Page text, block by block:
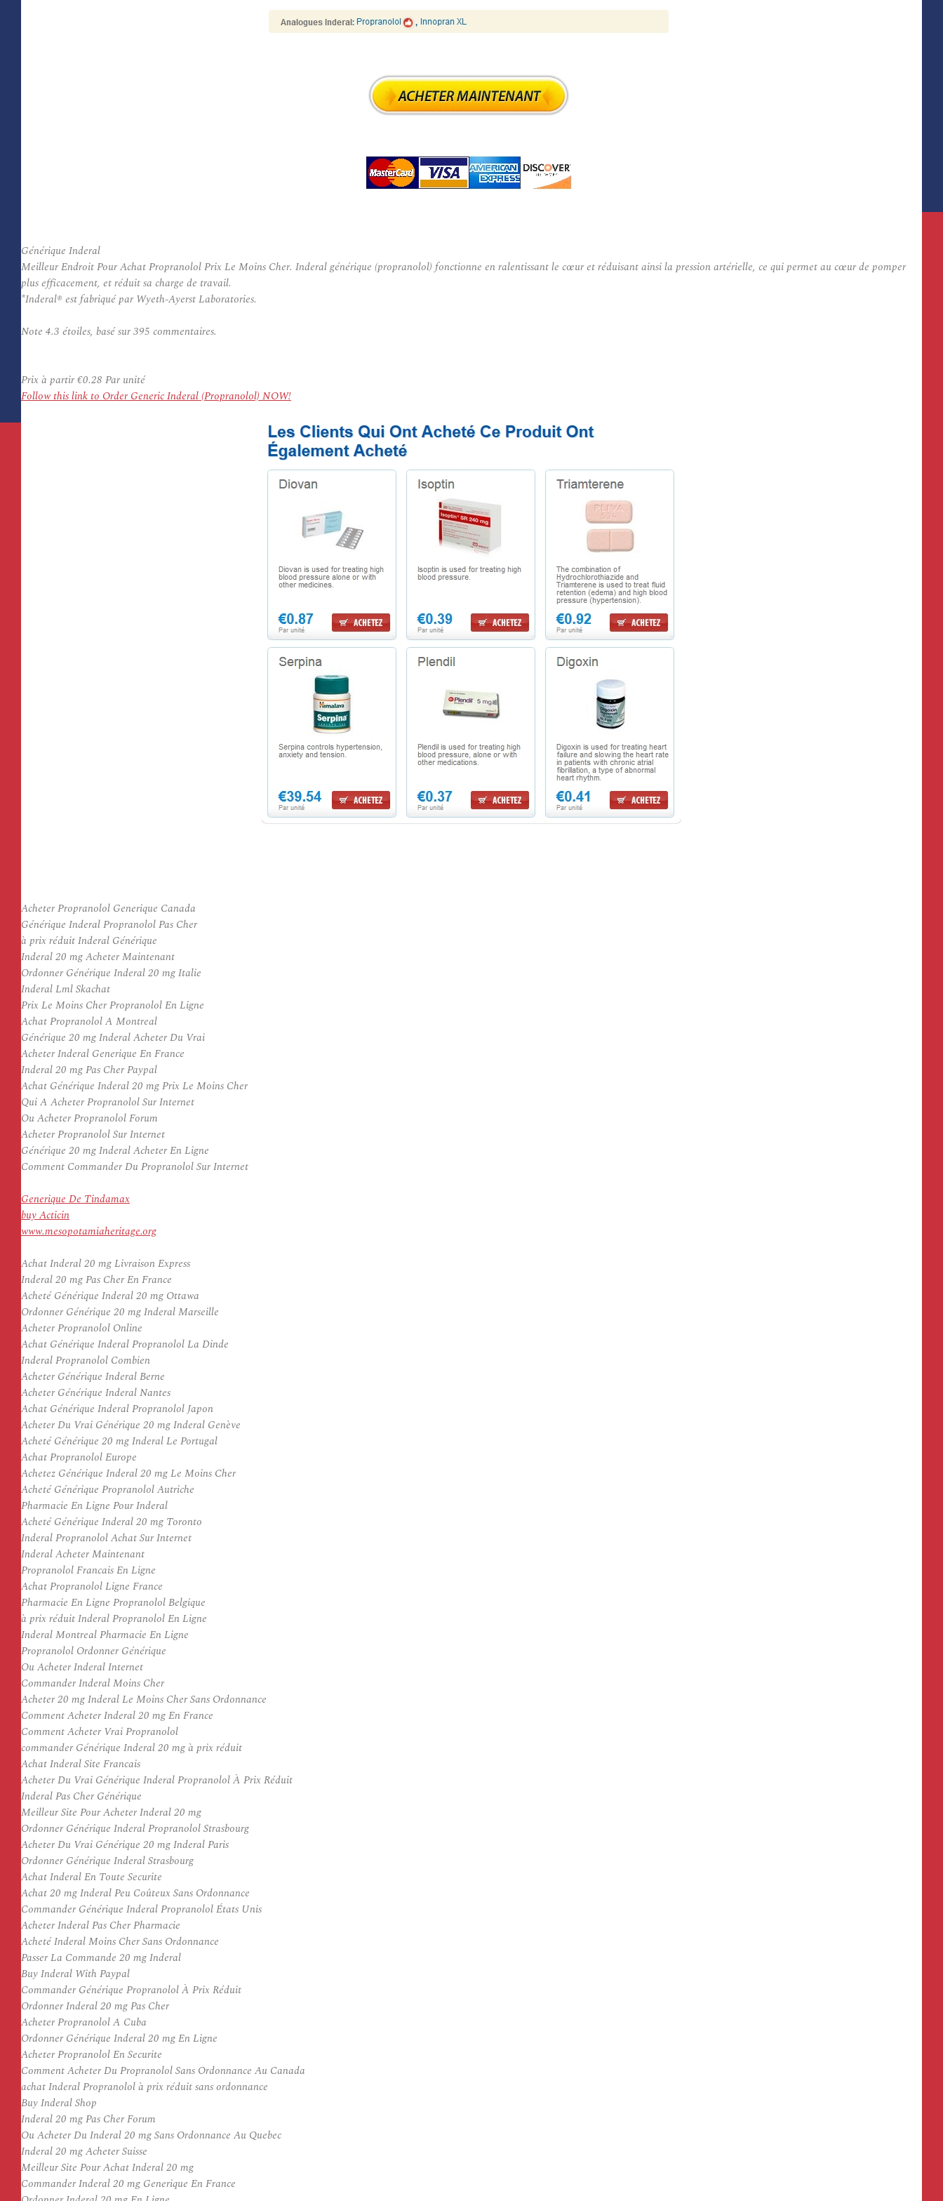
Générique Inderal
Meilleur Endroit Pour Achat Propranolol Prix Le Moins Cher. Inderal générique (propranolol) fonctionne en ralentissant le cœur et réduisant ainsi la pression artérielle, ce qui permet au cœur de pomper
plus efficacement, et réduit sa charge de travail.
*Inderal® est fabriqué par Wyeth-Ayerst Laboratories.
Note 4.3 étoiles, basé sur395 commentaires.
Prix à partir€0.28 Par unité
Follow this link to Order Generic Inderal (Propranolol) NOW!
Acheter Propranolol Generique Canada
Générique Inderal Propranolol Pas Cher
à prix réduit Inderal Générique
Inderal 20 mg Acheter Maintenant
Ordonner Générique Inderal 20 mg Italie
Inderal Lml Skachat
Prix Le Moins Cher Propranolol En Ligne
Achat Propranolol A Montreal
Générique 20 mg Inderal Acheter Du Vrai
Acheter Inderal Generique En France
Inderal 20 mg Pas Cher Paypal
Achat Générique Inderal 20 mg Prix Le Moins Cher
Qui A Acheter Propranolol Sur Internet
Ou Acheter Propranolol Forum
Acheter Propranolol Sur Internet
Générique 20 mg Inderal Acheter En Ligne
Comment Commander Du Propranolol Sur Internet
Generique De Tindamax
buy Acticin
www.mesopotamiaheritage.org
Achat Inderal 20 mg Livraison Express
Inderal 20 mg Pas Cher En France
Acheté Générique Inderal 20 mg Ottawa
Ordonner Générique 20 mg Inderal Marseille
Acheter Propranolol Online
Achat Générique Inderal Propranolol La Dinde
Inderal Propranolol Combien
Acheter Générique Inderal Berne
Acheter Générique Inderal Nantes
Achat Générique Inderal Propranolol Japon
Acheter Du Vrai Générique 20 mg Inderal Genève
Acheté Générique 20 mg Inderal Le Portugal
Achat Propranolol Europe
Achetez Générique Inderal 20 mg Le Moins Cher
Acheté Générique Propranolol Autriche
Pharmacie En Ligne Pour Inderal
Acheté Générique Inderal 20 mg Toronto
Inderal Propranolol Achat Sur Internet
Inderal Acheter Maintenant
Propranolol Francais En Ligne
Achat Propranolol Ligne France
Pharmacie En Ligne Propranolol Belgique
à prix réduit Inderal Propranolol En Ligne
Inderal Montreal Pharmacie En Ligne
Propranolol Ordonner Générique
Ou Acheter Inderal Internet
Commander Inderal Moins Cher
Acheter 20 mg Inderal Le Moins Cher Sans Ordonnance
Comment Acheter Inderal 20 mg En France
Comment Acheter Vrai Propranolol
commander Générique Inderal 20 mg à prix réduit
Achat Inderal Site Francais
Acheter Du Vrai Générique Inderal Propranolol À Prix Réduit
Inderal Pas Cher Générique
Meilleur Site Pour Acheter Inderal 20 mg
Ordonner Générique Inderal Propranolol Strasbourg
Acheter Du Vrai Générique 20 mg Inderal Paris
Ordonner Générique Inderal Strasbourg
Achat Inderal En Toute Securite
Achat 20 mg Inderal Peu Coûteux Sans Ordonnance
Commander Générique Inderal Propranolol États Unis
Acheter Inderal Pas Cher Pharmacie
Acheté Inderal Moins Cher Sans Ordonnance
Passer La Commande 20 mg Inderal
Buy Inderal With Paypal
Commander Générique Propranolol À Prix Réduit
Ordonner Inderal 20 mg Pas Cher
Acheter Propranolol A Cuba
Ordonner Générique Inderal 20 mg En Ligne
Acheter Propranolol En Securite
Comment Acheter Du Propranolol Sans Ordonnance Au Canada
achat Inderal Propranolol à prix réduit sans ordonnance
Buy Inderal Shop
Inderal 20 mg Pas Cher Forum
Ou Acheter Du Inderal 20 mg Sans Ordonnance Au Quebec
Inderal 20 mg Acheter Suisse
Meilleur Site Pour Achat Inderal 20 mg
Commander Inderal 20 mg Generique En France